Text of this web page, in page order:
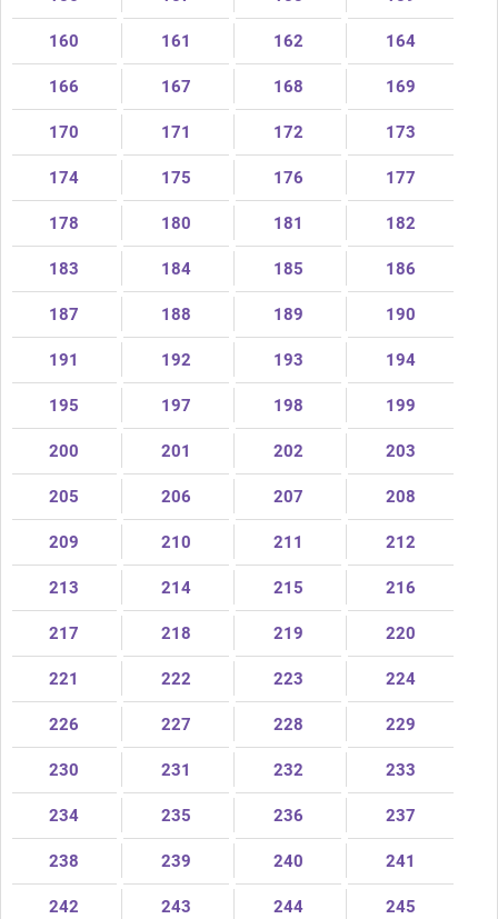
160 161 162 164
166 167 168 169
170 171 172 173
174 175 176 177
178 180 181 182
183 184 185 186
187 188 189 190
191 192 193 194
195 197 198 199
200 201 202 203
205 206 207 208
209 210 211 212
213 214 215 216
217 218 219 220
221 222 223 224
226 227 228 229
230 231 232 233
234 235 236 237
238 239 240 241
242 243 244 245